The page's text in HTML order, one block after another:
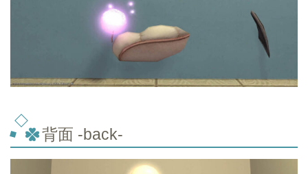
背面 -back-